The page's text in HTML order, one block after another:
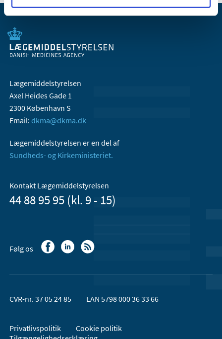
Lægemiddelstyrelsen
Axel Heides Gade 1
2300 København S
Email: dkma@dkma.dk
Lægemiddelstyrelsen er en del af
Sundheds- og Kirkeministeriet.
Kontakt Lægemiddelstyrelsen
44 88 95 95 (kl. 9 - 15)
Følg os
CVR-nr. 37 05 24 85 EAN 5798 000 36 33 66
Privatlivspolitik
Cookie politik